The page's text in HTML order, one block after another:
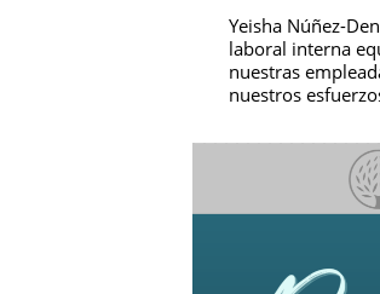
Yeisha Núñez-
laboral interna
nuestras
nuestros